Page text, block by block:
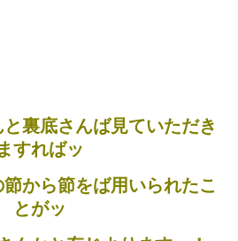
裏底さんば見ていただき
ますればッ
から節をば用いられたこ
とがッ